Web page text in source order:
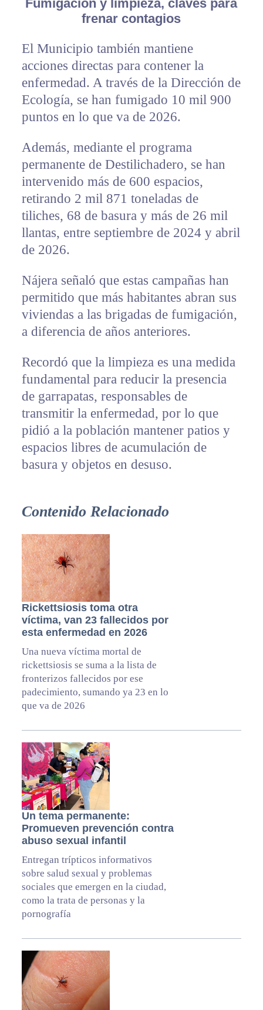
Fumigación y limpieza, claves para
frenar contagios
El Municipio también mantiene
acciones directas para contener la
enfermedad. A través de la Dirección de
Ecología, se han fumigado 10 mil 900
puntos en lo que va de 2026.
Además, mediante el programa
permanente de Destilichadero, se han
intervenido más de 600 espacios,
retirando 2 mil 871 toneladas de
tiliches, 68 de basura y más de 26 mil
llantas, entre septiembre de 2024 y abril
de 2026.
Nájera señaló que estas campañas han
permitido que más habitantes abran sus
viviendas a las brigadas de fumigación,
a diferencia de años anteriores.
Recordó que la limpieza es una medida
fundamental para reducir la presencia
de garrapatas, responsables de
transmitir la enfermedad, por lo que
pidió a la población mantener patios y
espacios libres de acumulación de
basura y objetos en desuso.
Contenido Relacionado
Rickettsiosis toma otra
víctima, van 23 fallecidos por
esta enfermedad en 2026
Una nueva víctima mortal de
rickettsiosis se suma a la lista de
fronterizos fallecidos por ese
padecimiento, sumando ya 23 en lo
que va de 2026
Un tema permanente:
Promueven prevención contra
abuso sexual infantil
Entregan trípticos informativos
sobre salud sexual y problemas
sociales que emergen en la ciudad,
como la trata de personas y la
pornografía